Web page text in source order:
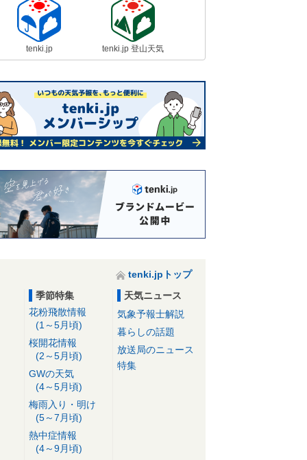
tenki.jp tenki.jp 登山天気
tenki.jpトップ
季節特集
花粉飛散情報
(1～5月頃)
桜開花情報
(2～5月頃)
GWの天気
(4～5月頃)
梅雨入り・明け
(5～7月頃)
熱中症情報
(4～9月頃)
天気ニュース
気象予報士解説
暮らしの話題
放送局のニュース
特集